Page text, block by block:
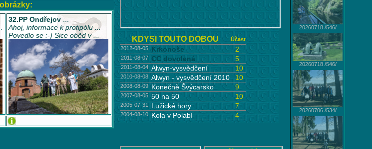
20260718 /546/
20260718 /546/
20260706 /534/
32.PP Ondřejov
Ahoj, informace k protipólu ...
Povedlo se :-) Sice oběd v ...
KDYSI TOUTO DOBOU
Účast
2012-08-05 Krkonoše 2
2011-08-07 CC dovolená 5
2011-08-04 Alwyn-vysvědčení 10
2010-08-08 Alwyn - vysvědčení 2010 10
2008-08-09 Konečně Švýcarsko 9
2007-08-05 50 na 50 10
2005-07-31 Lužické hory 7
2004-08-10 Kola v Polabí 4